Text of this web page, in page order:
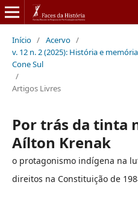
Início / Acervo /
v. 12 n. 2 (2025): História e
Cone Sul
/
Artigos Livres
Por trás da tinta
Aílton Krenak
o protagonismo indígena na
direitos na Constituição de